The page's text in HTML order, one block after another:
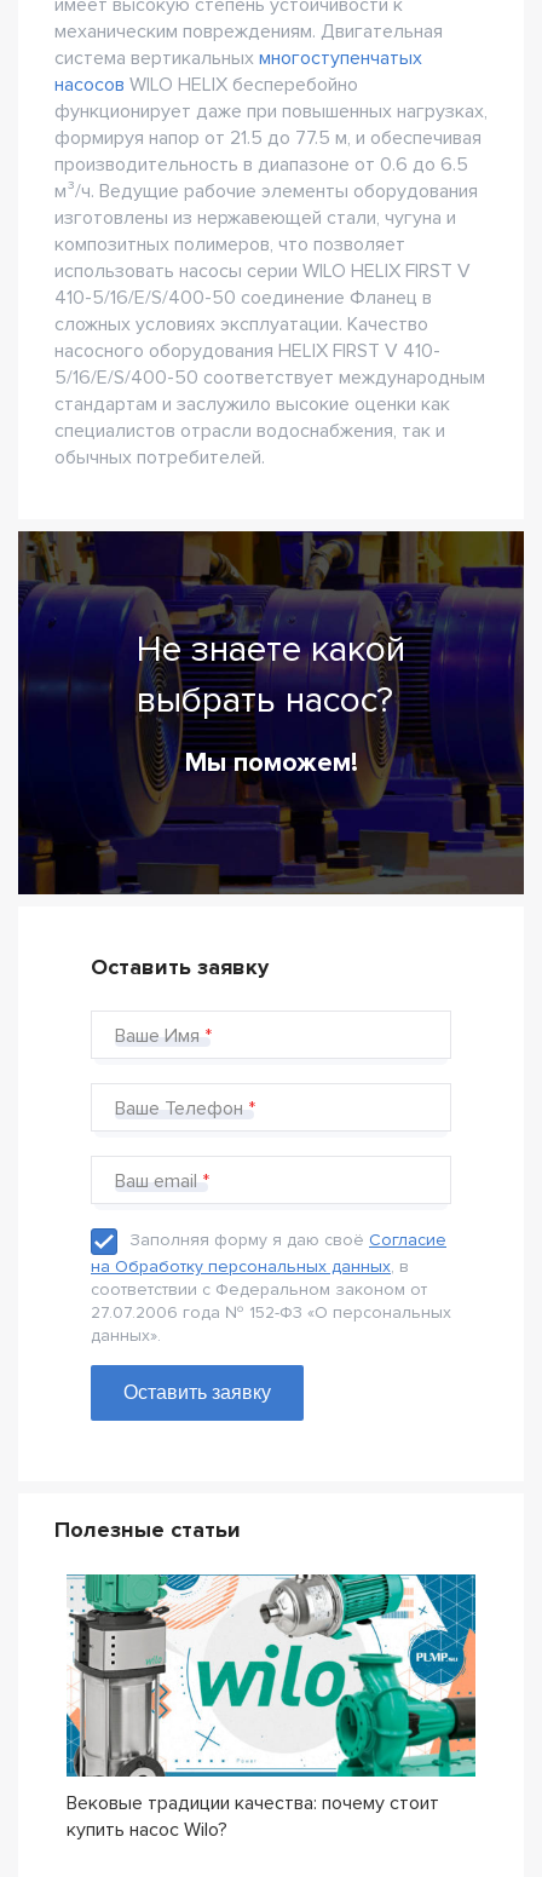
механическим повреждениям. Двигательная
система вертикальных многоступенчатых
насосов WILO HELIX бесперебойно
функционирует даже при повышенных нагрузках,
формируя напор от 21.5 до 77.5 м, и обеспечивая
производительность в диапазоне от 0.6 до 6.5
м³/ч. Ведущие рабочие элементы оборудования
изготовлены из нержавеющей стали, чугуна и
композитных полимеров, что позволяет
использовать насосы серии WILO HELIX FIRST V
410-5/16/E/S/400-50 соединение Фланец в
сложных условиях эксплуатации. Качество
насосного оборудования HELIX FIRST V 410-
5/16/E/S/400-50 соответствует международным
стандартам и заслужило высокие оценки как
специалистов отрасли водоснабжения, так и
обычных потребителей.
Не знаете какой
выбрать насос?
Мы поможем!
Оставить заявку
Ваше Имя
Ваше Телефон
Ваш email
Заполняя форму я даю своё Согласие
на Обработку персональных данных, в
соответствии с Федеральном законом от
27.07.2006 года № 152-Ф3 «О персональных
данных».
Оставить заявку
Полезные статьи
Вековые традиции качества: почему стоит
купить насос Wilo?